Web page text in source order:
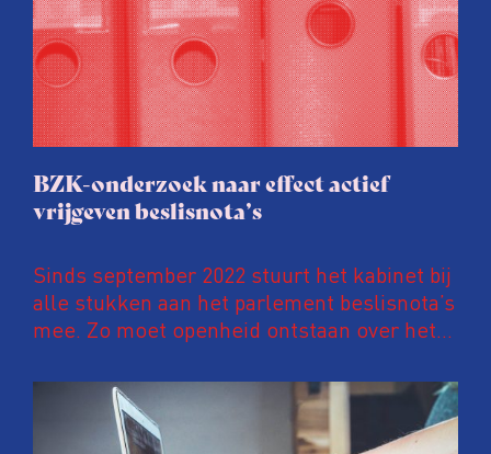
BZK-onderzoek naar effect actief
vrijgeven beslisnota’s
Sinds september 2022 stuurt het kabinet bij
alle stukken aan het parlement beslisnota’s
mee. Zo moet openheid ontstaan over het
maatregel had het kabinet begin 2021
toegezegd na het rapport ‘Ongekend
Onrecht’ over het toeslagenschandaal.